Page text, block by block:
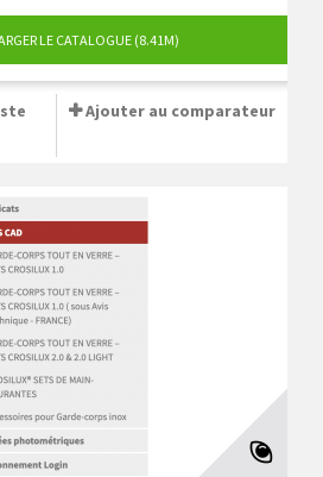
LE CATALOGUE (8.41M)
Ajouter au comparateur